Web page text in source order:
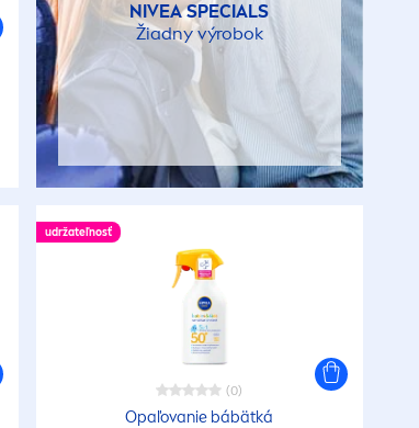
NIVEASPECIALS
Žiadny výrobok
udržateľnosť
(0)
Opaľovanie bábätká